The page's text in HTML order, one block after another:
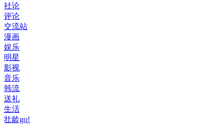
社论
评论
交流站
漫画
娱乐
明星
影视
音乐
韩流
送礼
生活
壮龄go!